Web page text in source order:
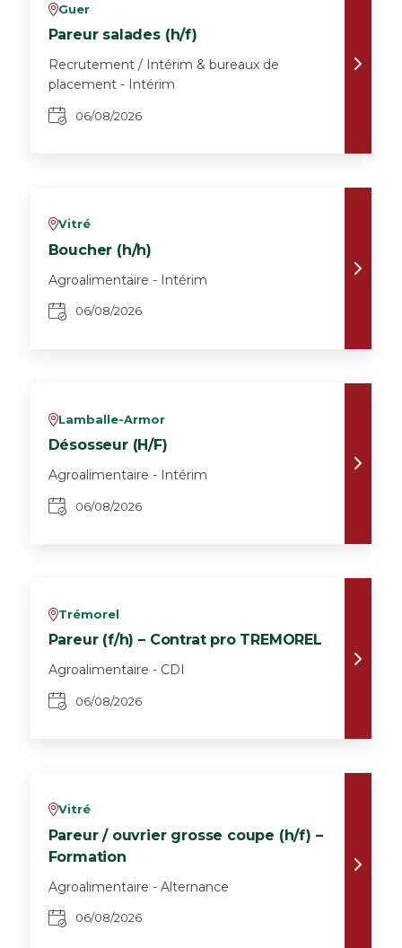
vGuer
Pareur salades (h/f)
Recrutement / Intérim & bureaux de
placement - Intérim
06/08/2026
vVitré
Boucher (h/h)
Agroalimentaire - Intérim
06/08/2026
vLamballe-Armor
Désosseur (H/F)
Agroalimentaire - Intérim
06/08/2026
vTrémorel
Pareur (f/h) – Contrat pro TREMOREL
Agroalimentaire - CDI
06/08/2026
vVitré
Pareur / ouvrier grosse coupe (h/f) –
Formation
Agroalimentaire - Alternance
06/08/2026